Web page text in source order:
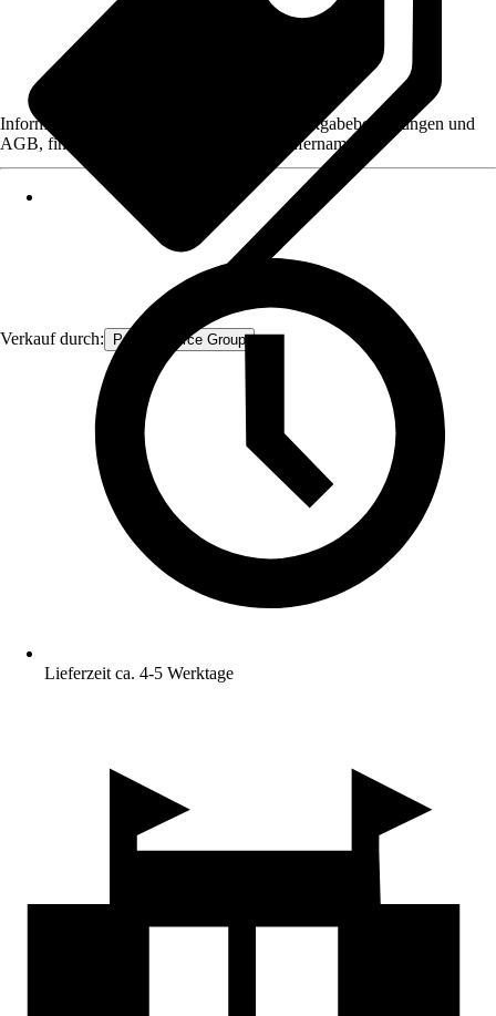
Verkauf durch: Procommerce Group
Informationen des Verkäufers, wie z. B. Rückgabebedingungen und
AGB, finden Sie bei Klick auf den Verkäufernamen.
Lieferzeit ca. 4-5 Werktage